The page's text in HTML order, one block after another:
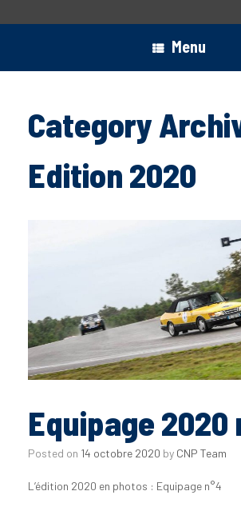
Menu
Category
Edition 2020
Equipage 2020
Posted on 14 octobre 2020 by CNP Team
L’édition 2020 en photos : Equipage n°4